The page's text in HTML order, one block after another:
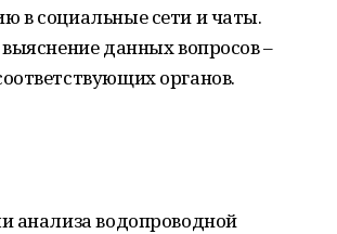
в социальные сети и чаты.
данных вопросов –
органов.
анализа водопроводной